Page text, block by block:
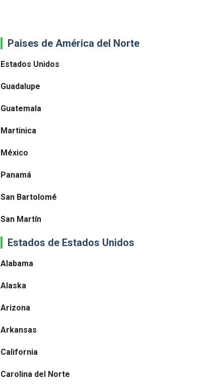
Paises de América del Norte
Estados Unidos
Guadalupe
Guatemala
Martinica
México
Panamá
San Bartolomé
San Martín
Estados de Estados Unidos
Alabama
Alaska
Arizona
Arkansas
California
Carolina del Norte